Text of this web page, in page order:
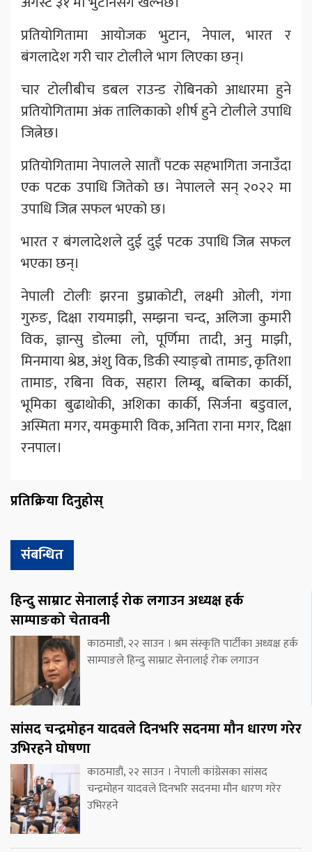
प्रतियोगितामा आयोजक भुटान, नेपाल, भारत र
बंगलादेश गरी चार टोलीले भाग लिएका छन्।
चार टोलीबीच डबल राउन्ड रोबिनको आधारमा हुने
प्रतियोगितामा अंक तालिकाको शीर्ष हुने टोलीले उपाधि
जित्नेछ।
प्रतियोगितामा नेपालले सातौं पटक सहभागिता जनाउँदा
एक पटक उपाधि जितेको छ। नेपालले सन् २०२२ मा
उपाधि जित्न सफल भएको छ।
भारत र बंगलादेशले दुई दुई पटक उपाधि जित्न सफल
भएका छन्।
नेपाली टोलीः झरना डुम्राकोटी, लक्ष्मी ओली, गंगा
गुरुङ, दिक्षा रायमाझी, सम्झना चन्द, अलिजा कुमारी
विक, ज्ञान्सु डोल्मा लो, पूर्णिमा तादी, अनु माझी,
मिनमाया श्रेष्ठ, अंशु विक, डिकी स्याङ्बो तामाङ, कृतिशा
तामाङ, रबिना विक, सहारा लिम्बू, बब्तिका कार्की,
भूमिका बुढाथोकी, अशिका कार्की, सिर्जना बडुवाल,
अस्मिता मगर, यमकुमारी विक, अनिता राना मगर, दिक्षा
रनपाल।
प्रतिक्रिया दिनुहोस्
संबन्धित
हिन्दु साम्राट सेनालाई रोक लगाउन अध्यक्ष हर्क
साम्पाङको चेतावनी
काठमाडौं, २२ साउन । श्रम संस्कृति पार्टीका अध्यक्ष हर्क
साम्पाङले हिन्दु साम्राट सेनालाई रोक लगाउन
सांसद चन्द्रमोहन यादवले दिनभरि सदनमा मौन धारण गरेर
उभिरहने घोषणा
काठमाडौं, २२ साउन । नेपाली कांग्रेसका सांसद
चन्द्रमोहन यादवले दिनभरि सदनमा मौन धारण गरेर
उभिरहने